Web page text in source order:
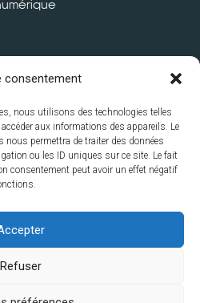
consentement
nous utilisons des technologies telles
aux informations des appareils. Le
nous permettra de traiter des données
ou les ID uniques sur ce site. Le fait
consentement peut avoir un effet négatif
Refuser
à l’ISFSC
Le
la Collectivité
de vie privée
des cookies